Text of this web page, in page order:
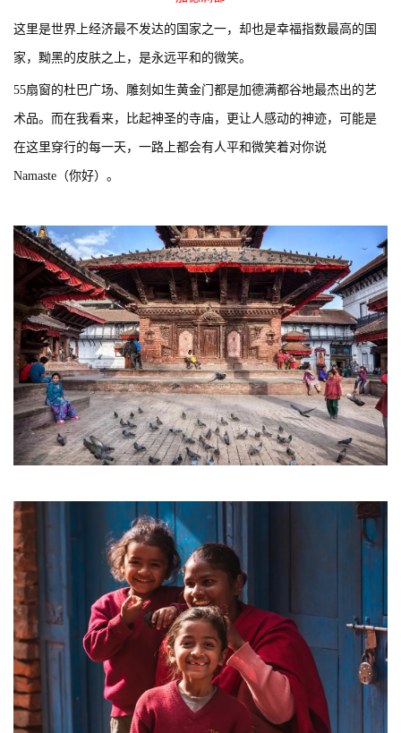
这里是世界上经济最不发达的国家之一，却也是幸福指数最高的国
家，黝黑的皮肤之上，是永远平和的微笑。
55扇窗的杜巴广场、雕刻如生黄金门都是加德满都谷地最杰出的艺
术品。而在我看来，比起神圣的寺庙，更让人感动的神迹，可能是
在这里穿行的每一天，一路上都会有人平和微笑着对你说
Namaste（你好）。